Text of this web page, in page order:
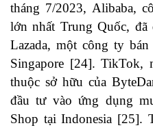
tháng 7/2023, Alibaba,
lớn nhất Trung Quốc,
Lazada, một công ty
Singapore [24]. TikTok,
thuộc sở hữu của
đầu tư vào ứng dụng
Shop tại Indonesia [25].